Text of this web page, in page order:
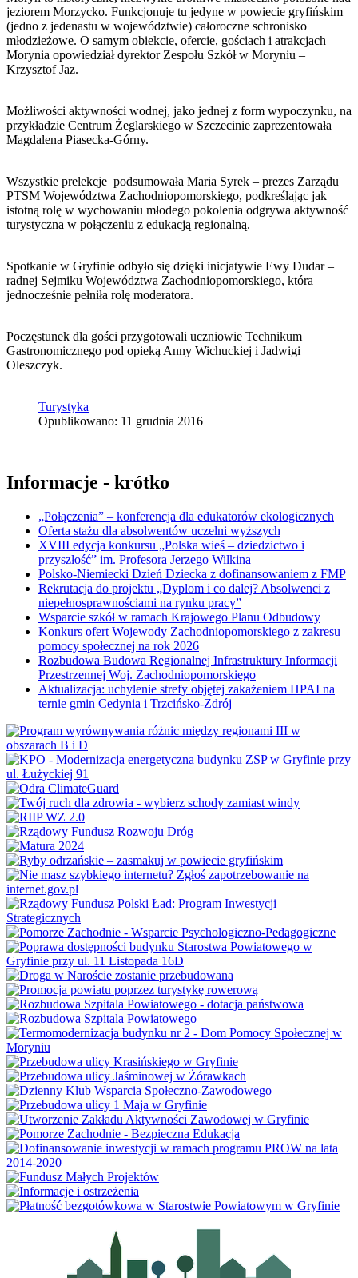
jeziorem Morzycko. Funkcjonuje tu jedyne w powiecie gryfińskim
(jedno z jedenastu w województwie) całoroczne schronisko
młodzieżowe. O samym obiekcie, ofercie, gościach i atrakcjach
Morynia opowiedział dyrektor Zespołu Szkół w Moryniu –
Krzysztof Jaz.
Możliwości aktywności wodnej, jako jednej z form wypoczynku, na
przykładzie Centrum Żeglarskiego w Szczecinie zaprezentowała
Magdalena Piasecka-Górny.
Wszystkie prelekcje podsumowała Maria Syrek – prezes Zarządu
PTSM Województwa Zachodniopomorskiego, podkreślając jak
istotną rolę w wychowaniu młodego pokolenia odgrywa aktywność
turystyczna w połączeniu z edukacją regionalną.
Spotkanie w Gryfinie odbyło się dzięki inicjatywie Ewy Dudar –
radnej Sejmiku Województwa Zachodniopomorskiego, która
jednocześnie pełniła rolę moderatora.
Poczęstunek dla gości przygotowali uczniowie Technikum
Gastronomicznego pod opieką Anny Wichuckiej i Jadwigi
Oleszczyk.
Turystyka
Opublikowano: 11 grudnia 2016
Informacje - krótko
„Połączenia” – konferencja dla edukatorów ekologicznych
Oferta stażu dla absolwentów uczelni wyższych
XVIII edycja konkursu „Polska wieś – dziedzictwo i
przyszłość” im. Profesora Jerzego Wilkina
Polsko-Niemiecki Dzień Dziecka z dofinansowaniem z FMP
Rekrutacja do projektu „Dyplom i co dalej? Absolwenci z
niepełnosprawnościami na rynku pracy”
Wsparcie szkół w ramach Krajowego Planu Odbudowy
Konkurs ofert Wojewody Zachodniopomorskiego z zakresu
pomocy społecznej na rok 2026
Rozbudowa Budowa Regionalnej Infrastruktury Informacji
Przestrzennej Woj. Zachodniopomorskiego
Aktualizacja: uchylenie strefy objętej zakażeniem HPAI na
ternie gmin Cedynia i Trzcińsko-Zdrój